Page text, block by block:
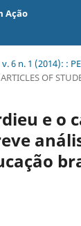
Ação
v. 6 n. 1 (2014): :
OF
e o